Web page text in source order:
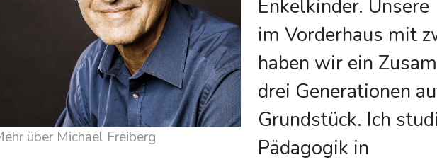
über Michael Freiberg
Enkelkinder.
im Vorderhaus mit
haben wir ein
drei Generationen
Grundstück. Ich
Pädagogik in